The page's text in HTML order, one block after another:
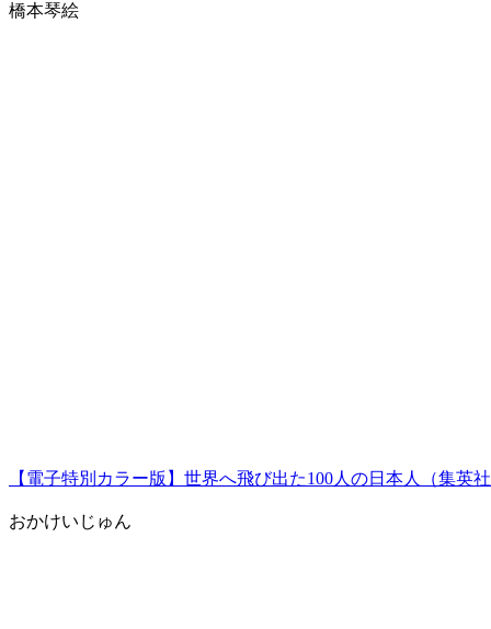
橋本琴絵
【電子特別カラー版】世界へ飛び出た100人の日本人（集英
おかけいじゅん